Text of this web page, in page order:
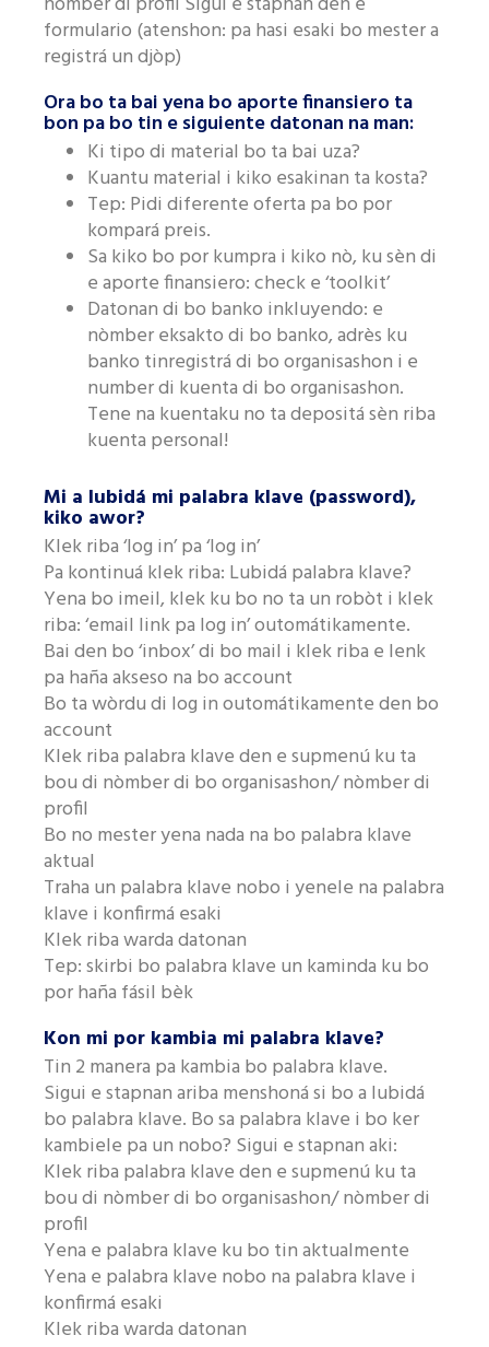
formulario (atenshon: pa hasi esaki bo mester a
registrá un djòp)
Ora bo ta bai yena bo aporte finansiero ta
bon pa bo tin e siguiente datonan na man:
Ki tipo di material bo ta bai uza?
Kuantu material i kiko esakinan ta kosta?
Tep: Pidi diferente oferta pa bo por
kompará preis.
Sa kiko bo por kumpra i kiko nò, ku sèn di
e aporte finansiero: check e ‘toolkit’
Datonan di bo banko inkluyendo: e
nòmber eksakto di bo banko, adrès ku
banko tinregistrá di bo organisashon i e
number di kuenta di bo organisashon.
Tene na kuentaku no ta depositá sèn riba
kuenta personal!
Mi a lubidá mi palabra klave (password),
kiko awor?
Klek riba ‘log in’ pa ‘log in’
Pa kontinuá klek riba: Lubidá palabra klave?
Yena bo imeil, klek ku bo no ta un robòt i klek
riba: ‘email link pa log in’ outomátikamente.
Bai den bo ‘inbox’ di bo mail i klek riba e lenk
pa haña akseso na bo account
Bo ta wòrdu di log in outomátikamente den bo
account
Klek riba palabra klave den e supmenú ku ta
bou di nòmber di bo organisashon/ nòmber di
profil
Bo no mester yena nada na bo palabra klave
aktual
Traha un palabra klave nobo i yenele na palabra
klave i konfirmá esaki
Klek riba warda datonan
Tep: skirbi bo palabra klave un kaminda ku bo
por haña fásil bèk
Kon mi por kambia mi palabra klave?
Tin 2 manera pa kambia bo palabra klave.
Sigui e stapnan ariba menshoná si bo a lubidá
bo palabra klave. Bo sa palabra klave i bo ker
kambiele pa un nobo? Sigui e stapnan aki:
Klek riba palabra klave den e supmenú ku ta
bou di nòmber di bo organisashon/ nòmber di
profil
Yena e palabra klave ku bo tin aktualmente
Yena e palabra klave nobo na palabra klave i
konfirmá esaki
Klek riba warda datonan